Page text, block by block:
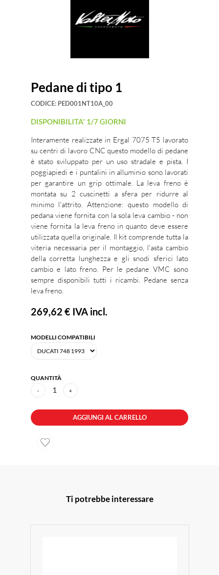
Pedane di tipo 1
CODICE: PED001NT10A_00
DISPONIBILITA' 1/7 GIORNI
Interamente realizzate in Ergal 7075 T5 lavorato
su centri di lavoro CNC questo modello di pedane
è stato sviluppato per un uso stradale e pista. I
poggiapiedi e i puntalini in alluminio sono lavorati
per garantire un grip ottimale. La leva freno è
montata su 2 cuscinetti a sfera per ridurre al
minimo l'attrito. Attenzione: questo modello di
pedana viene fornita con la sola leva cambio - non
viene fornita la leva freno in quanto deve essere
utilizzata quella originale. Il kit comprende tutta la
viteria necessaria per il montaggio, l'asta cambio
della corretta lunghezza e gli snodi sferici lato
cambio e lato freno. Per le pedane VMC sono
sempre disponibili tutti i ricambi. Pedane senza
leva freno.
269,62 € IVA incl.
MODELLI COMPATIBILI
QUANTITÀ
- 1 +
AGGIUNGI AL CARRELLO
Ti potrebbe interessare